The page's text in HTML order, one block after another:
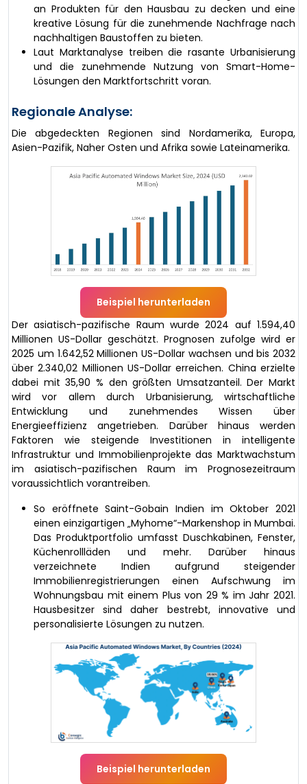
an Produkten für den Hausbau zu decken und eine
kreative Lösung für die zunehmende Nachfrage nach
nachhaltigen Baustoffen zu bieten.
Laut Marktanalyse treiben die rasante Urbanisierung
und die zunehmende Nutzung von Smart-Home-
Lösungen den Marktfortschritt voran.
Regionale Analyse:
Die abgedeckten Regionen sind Nordamerika, Europa,
Asien-Pazifik, Naher Osten und Afrika sowie Lateinamerika.
Beispiel herunterladen
Der asiatisch-pazifische Raum wurde 2024 auf 1.594,40
Millionen US-Dollar geschätzt. Prognosen zufolge wird er
2025 um 1.642,52 Millionen US-Dollar wachsen und bis 2032
über 2.340,02 Millionen US-Dollar erreichen. China erzielte
dabei mit 35,90 % den größten Umsatzanteil. Der Markt
wird vor allem durch Urbanisierung, wirtschaftliche
Entwicklung und zunehmendes Wissen über
Energieeffizienz angetrieben. Darüber hinaus werden
Faktoren wie steigende Investitionen in intelligente
Infrastruktur und Immobilienprojekte das Marktwachstum
im asiatisch-pazifischen Raum im Prognosezeitraum
voraussichtlich vorantreiben.
So eröffnete Saint-Gobain Indien im Oktober 2021
einen einzigartigen „Myhome“-Markenshop in Mumbai.
Das Produktportfolio umfasst Duschkabinen, Fenster,
Küchenrollläden und mehr. Darüber hinaus
verzeichnete Indien aufgrund steigender
Immobilienregistrierungen einen Aufschwung im
Wohnungsbau mit einem Plus von 29 % im Jahr 2021.
Hausbesitzer sind daher bestrebt, innovative und
personalisierte Lösungen zu nutzen.
Beispiel herunterladen